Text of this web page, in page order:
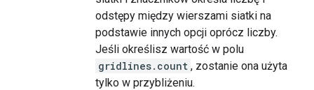
odstępy między wierszami siatki na
podstawie innych opcji oprócz liczby.
Jeśli określisz wartość w polu
gridlines.count , zostanie ona użyta
tylko w przybliżeniu.